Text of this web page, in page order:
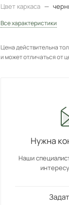
Цвет каркаса —
Все характеристики
Цена действительна
и может отличаться от
Нужна
Наши